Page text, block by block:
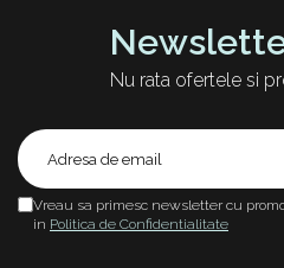
Nu rata ofertele si
Vreau sa primesc newsletter cu
in Politica de Confidentialitate